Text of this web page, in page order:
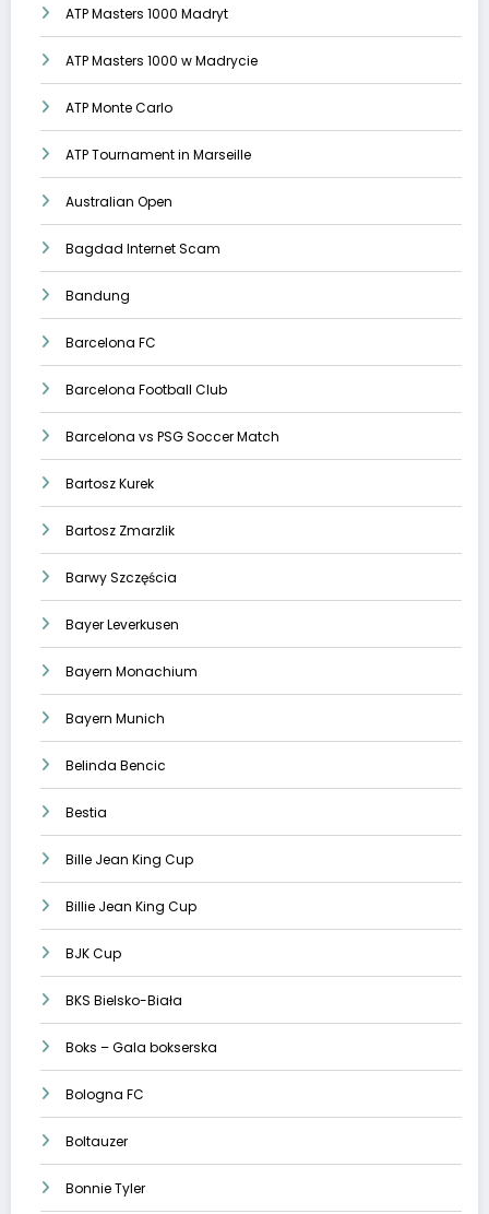
ATP Masters 1000 Madryt
ATP Masters 1000 w Madrycie
ATP Monte Carlo
ATP Tournament in Marseille
Australian Open
Bagdad Internet Scam
Bandung
Barcelona FC
Barcelona Football Club
Barcelona vs PSG Soccer Match
Bartosz Kurek
Bartosz Zmarzlik
Barwy Szczęścia
Bayer Leverkusen
Bayern Monachium
Bayern Munich
Belinda Bencic
Bestia
Bille Jean King Cup
Billie Jean King Cup
BJK Cup
BKS Bielsko-Biała
Boks – Gala bokserska
Bologna FC
Boltauzer
Bonnie Tyler